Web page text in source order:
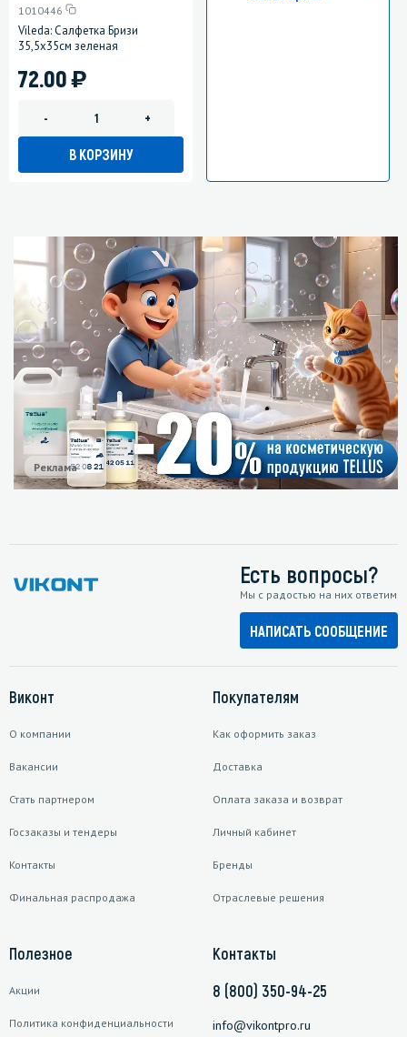
1010446
Vileda: Салфетка Бризи
35,5x35см зеленая
72.00)
- +
В КОРЗИНУ
Реклама
Есть вопросы?
Мы с радостью на них ответим
НАПИСАТЬ СООБЩЕНИЕ
Виконт
О компании
Вакансии
Стать партнером
Госзаказы и тендеры
Контакты
Финальная распродажа
Покупателям
Как оформить заказ
Доставка
Оплата заказа и возврат
Личный кабинет
Бренды
Отраслевые решения
Полезное
Акции
Политика конфиденциальности
Контакты
8 (800) 350-94-25
info@vikontpro.ru